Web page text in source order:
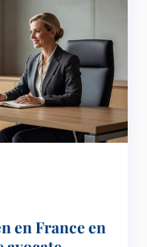
en France en